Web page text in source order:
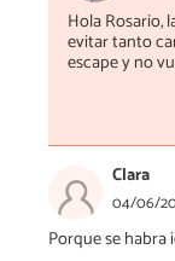
Hola Rosario,
evitar tanto
escape y no
Clara
04/06/
Porque se habra